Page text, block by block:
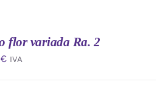
flor variada Ra. 2
€ IVA